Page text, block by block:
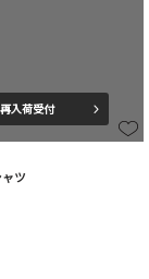
再入荷受付
ツ